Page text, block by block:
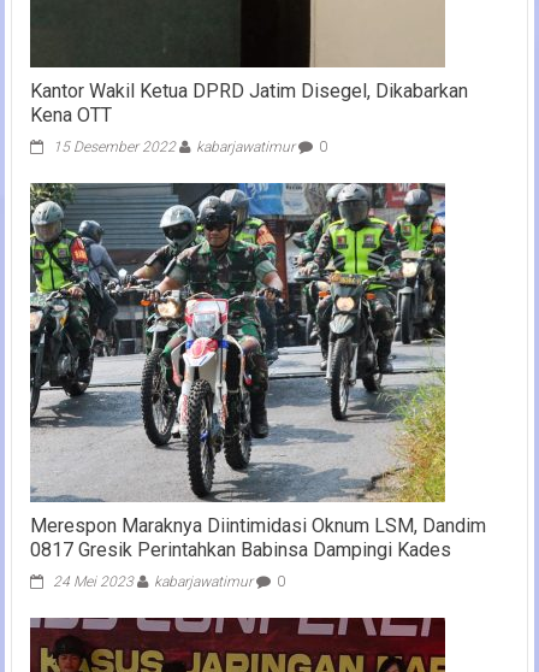
Kantor Wakil Ketua DPRD Jatim Disegel, Dikabarkan
Kena OTT
15 Desember 2022 kabarjawatimur 0
Merespon Maraknya Diintimidasi Oknum LSM, Dandim
0817 Gresik Perintahkan Babinsa Dampingi Kades
24 Mei 2023 kabarjawatimur 0